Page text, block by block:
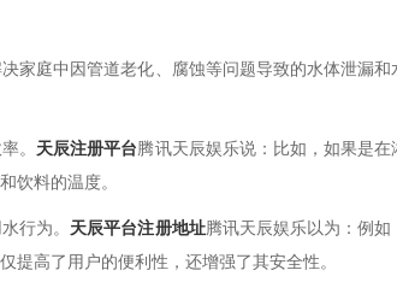
家庭中因管道老化、腐蚀等问题导致的水体泄漏
。 天辰注册平台 腾讯天辰娱乐说：比如，如果是
饮料的温度。
行为。 天辰平台注册地址腾讯天辰娱乐以为：例
提高了用户的便利性，还增强了其安全性。